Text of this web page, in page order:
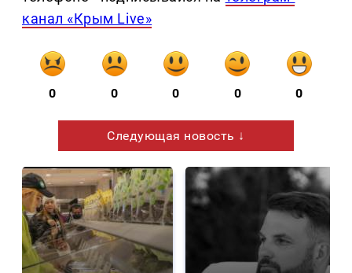
канал «Крым Live»
0 0 0 0 0
Следующая новость ↓